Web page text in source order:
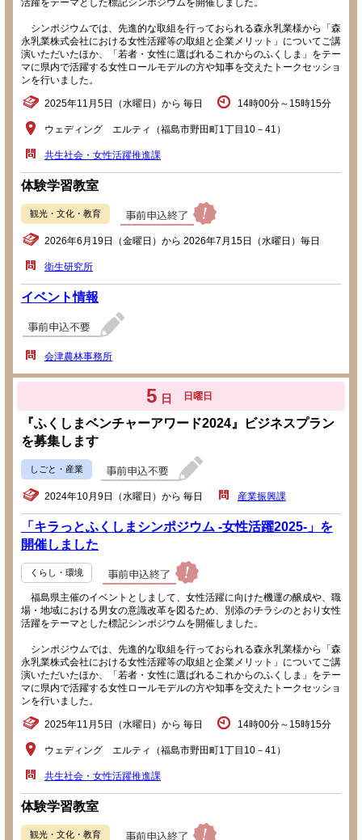
活躍をテーマとした標記シンポジウムを開催しました。
シンポジウムでは、先進的な取組を行っておられる森永乳業様から「森
永乳業株式会社における女性活躍等の取組と企業メリット」についてご講
演いただいたほか、「若者・女性に選ばれるこれからのふくしま」をテー
マに県内で活躍する女性ロールモデルの方や知事を交えたトークセッショ
ンを行いました。
2025年11月5日（水曜日）から 毎日 14時00分～15時15分
ウェディング エルティ（福島市野田町1丁目10－41）
共生社会・女性活躍推進課
体験学習教室
観光・文化・教育
2026年6月19日（金曜日）から 2026年7月15日（水曜日）毎日
衛生研究所
イベント情報
会津農林事務所
5 日 日曜日
『ふくしまベンチャーアワード2024』ビジネスプラン
を募集します
しごと・産業
2024年10月9日（水曜日）から 毎日 産業振興課
「キラっとふくしまシンポジウム -女性活躍2025-」を
開催しました
くらし・環境
福島県主催のイベントとしまして、女性活躍に向けた機運の醸成や、職
場・地域における男女の意識改革を図るため、別添のチラシのとおり女性
活躍をテーマとした標記シンポジウムを開催しました。
シンポジウムでは、先進的な取組を行っておられる森永乳業様から「森
永乳業株式会社における女性活躍等の取組と企業メリット」についてご講
演いただいたほか、「若者・女性に選ばれるこれからのふくしま」をテー
マに県内で活躍する女性ロールモデルの方や知事を交えたトークセッショ
ンを行いました。
2025年11月5日（水曜日）から 毎日 14時00分～15時15分
ウェディング エルティ（福島市野田町1丁目10－41）
共生社会・女性活躍推進課
体験学習教室
観光・文化・教育